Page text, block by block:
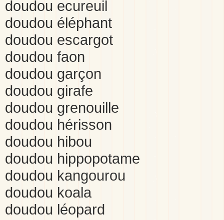
doudou ecureuil
doudou éléphant
doudou escargot
doudou faon
doudou garçon
doudou girafe
doudou grenouille
doudou hérisson
doudou hibou
doudou hippopotame
doudou kangourou
doudou koala
doudou léopard